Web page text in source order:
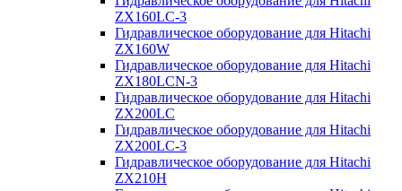
ZX160LC-3
Гидравлическое оборудование для Hitachi
ZX160W
Гидравлическое оборудование для Hitachi
ZX180LCN-3
Гидравлическое оборудование для Hitachi
ZX200LC
Гидравлическое оборудование для Hitachi
ZX200LC-3
Гидравлическое оборудование для Hitachi
ZX210H